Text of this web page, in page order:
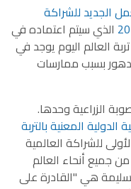
الجديد للشراكة
الذي سيتم اعتماده في
تربة العالم اليوم يوجد في
بسبب ممارسات
الزراعية وحدها.
المعنية بالتربة
للشراكة العالمية
من جميع أنحاء العالم
هي "القادرة على